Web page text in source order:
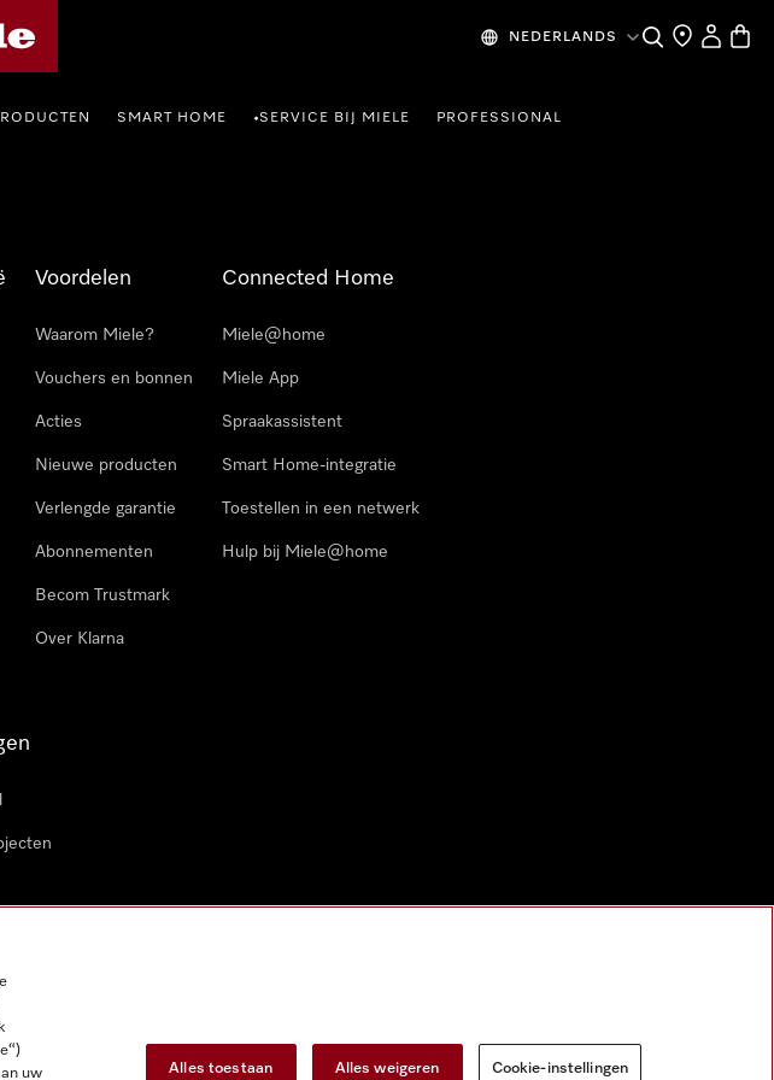
NEDERLANDS Wat zoek je?
Dealer zoeken
Mijn
SMART HOME •SERVICE BIJ MIELE PROFESSIONAL
Voordelen
Waarom Miele?
Vouchers en bonnen
Acties
Nieuwe producten
Verlengde garantie
Abonnementen
Becom Trustmark
Over Klarna
Connected Home
Miele@home
Miele App
Spraakassistent
Smart Home-integratie
Toestellen in een netwerk
Hulp bij Miele@home
uw
Alles toestaan Alles weigeren Cookie-instellingen